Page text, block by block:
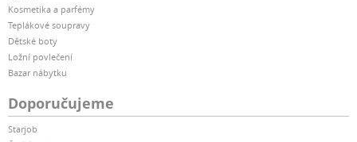
Kosmetika a parfémy
Teplákové soupravy
Dětské boty
Ložní povlečení
Bazar nábytku
Doporučujeme
Starjob